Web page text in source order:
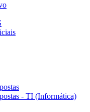
- TI (Informática)